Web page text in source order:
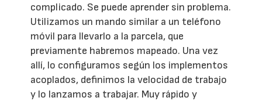
complicado. Se puede aprender sin problema.
Utilizamos un mando similar a un teléfono
móvil para llevarlo a la parcela, que
previamente habremos mapeado. Una vez
allí, lo configuramos según los implementos
acoplados, definimos la velocidad de trabajo
y lo lanzamos a trabajar. Muy rápido y